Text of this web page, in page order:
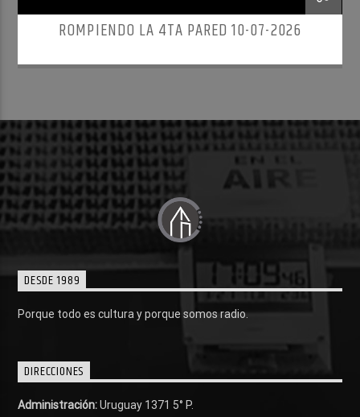
ROMPIENDO LA 4TA PARED 10-07-2026
DESDE 1989
Porque todo es cultura y porque somos radio.
DIRECCIONES
Administración:Uruguay 1371 5° P.